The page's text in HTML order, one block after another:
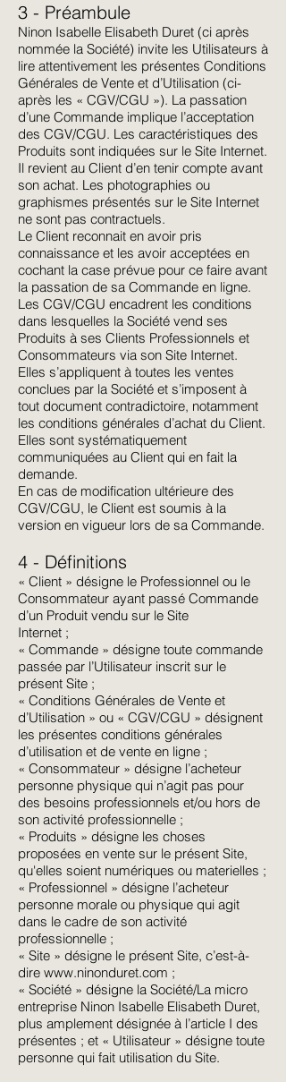
3 - Préambule
Ninon Isabelle Elisabeth Duret (ci après
nommée la Société) invite les Utilisateurs à
lire attentivement les présentes Conditions
Générales de Vente et d’Utilisation (ci-
après les « CGV/CGU »). La passation
d’une Commande implique l’acceptation
des CGV/CGU. Les caractéristiques des
Produits sont indiquées sur le Site Internet.
Il revient au Client d’en tenir compte avant
son achat. Les photographies ou
graphismes présentés sur le Site Internet
ne sont pas contractuels.
Le Client reconnait en avoir pris
connaissance et les avoir acceptées en
cochant la case prévue pour ce faire avant
la passation de sa Commande en ligne.
Les CGV/CGU encadrent les conditions
dans lesquelles la Société vend ses
Produits à ses Clients Professionnels et
Consommateurs via son Site Internet.
Elles s’appliquent à toutes les ventes
conclues par la Société et s’imposent à
tout document contradictoire, notamment
les conditions générales d’achat du Client.
Elles sont systématiquement
communiquées au Client qui en fait la
demande.
En cas de modification ultérieure des
CGV/CGU, le Client est soumis à la
version en vigueur lors de sa Commande.
4 - Définitions
« Client » désigne le Professionnel ou le
Consommateur ayant passé Commande
d’un Produit vendu sur le Site
Internet ;
« Commande » désigne toute commande
passée par l’Utilisateur inscrit sur le
présent Site ;
« Conditions Générales de Vente et
d’Utilisation » ou « CGV/CGU » désignent
les présentes conditions générales
d’utilisation et de vente en ligne ;
« Consommateur » désigne l’acheteur
personne physique qui n’agit pas pour
des besoins professionnels et/ou hors de
son activité professionnelle ;
« Produits » désigne les choses
proposées en vente sur le présent Site,
qu'elles soient numériques ou materielles ;
« Professionnel » désigne l’acheteur
personne morale ou physique qui agit
dans le cadre de son activité
professionnelle ;
« Site » désigne le présent Site, c’est-à-
dire www.ninonduret.com ;
« Société » désigne la Société/La micro
entreprise Ninon Isabelle Elisabeth Duret,
plus amplement désignée à l’article I des
présentes ; et « Utilisateur » désigne toute
personne qui fait utilisation du Site.